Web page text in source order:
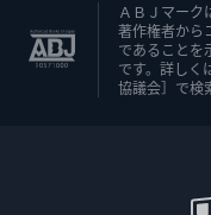
ＡＢＪマーク
著作権者から
であることを
です。詳しく
協議会］で検